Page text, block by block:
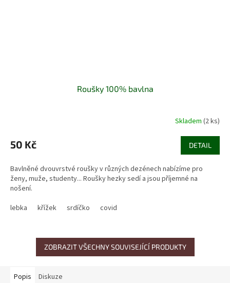
Roušky 100% bavlna
Skladem (2 ks)
50 Kč DETAIL
Bavlněné dvouvrstvé roušky v různých dezénech nabízíme pro
ženy, muže, studenty... Roušky hezky sedí a jsou příjemné na
nošení.
lebka
křížek srdíčko covid
ZOBRAZIT VŠECHNY SOUVISEJÍCÍ PRODUKTY
Popis Diskuze